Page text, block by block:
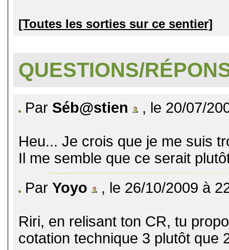
[Toutes les sorties sur ce sentier]
QUESTIONS/
Par Séb@stien , le 20/07/
Heu... Je crois que je me suis
Il me semble que ce serait
Par Yoyo , le 26/10/2009 à
Riri, en relisant ton CR, tu
cotation technique 3 plutôt que